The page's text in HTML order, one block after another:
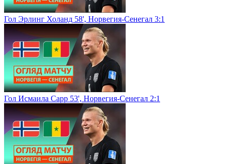
Гол Эрлинг Холанд 58', Норвегия-Сенегал 3:1
Гол Исмаила Сарр 53', Норвегия-Сенегал 2:1